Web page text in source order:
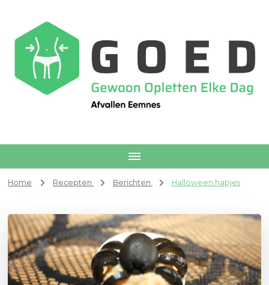
Home Recepten Berichten Halloween hapjes